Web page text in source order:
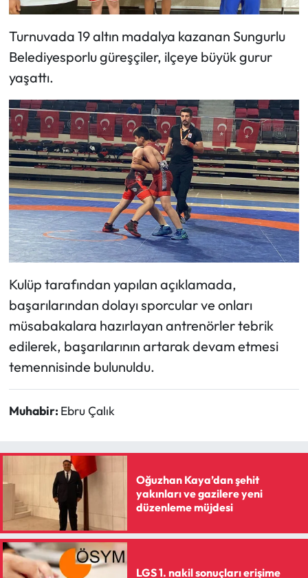
Turnuvada 19 altın madalya kazanan Sungurlu
Belediyesporlu güreşçiler, ilçeye büyük gurur
yaşattı.
Kulüp tarafından yapılan açıklamada,
başarılarından dolayı sporcular ve onları
müsabakalara hazırlayan antrenörler tebrik
edilerek, başarılarının artarak devam etmesi
temennisinde bulunuldu.
Muhabir: Ebru Çalık
Oğuzhan Kaya’dan şehit
yakınları ve gazilere yeni
düzenleme müjdesi
LGS 1. nakil sonuçları erişime
Sungurlu Haberleri
Turizm
Uğurludağ Haberleri
Yaşam
Yayla Haber
Yemek Tarifleri
Yerel Haberler